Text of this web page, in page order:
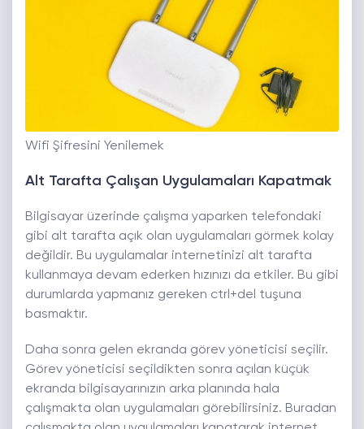
Wifi Şifresini Yenilemek
Alt Tarafta Çalışan Uygulamaları Kapatmak
Bilgisayar üzerinde çalışma yaparken telefondaki
gibi alt tarafta açık olan uygulamaları görmek kolay
değildir. Bu uygulamalar internetinizi alt tarafta
kullanmaya devam ederken hızınızı da etkiler. Bu gibi
durumlarda yapmanız gereken ctrl+del tuşuna
basmaktır.
Daha sonra gelen ekranda görev yöneticisi seçilir.
Görev yöneticisi seçildikten sonra açılan küçük
ekranda bilgisayarınızın arka planında hala
çalışmakta olan uygulamaları görebilirsiniz. Buradan